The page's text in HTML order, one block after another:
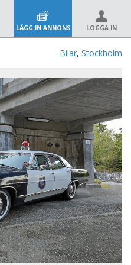
LÄGG IN ANNONS LOGGA IN
Bilar, Stockholm